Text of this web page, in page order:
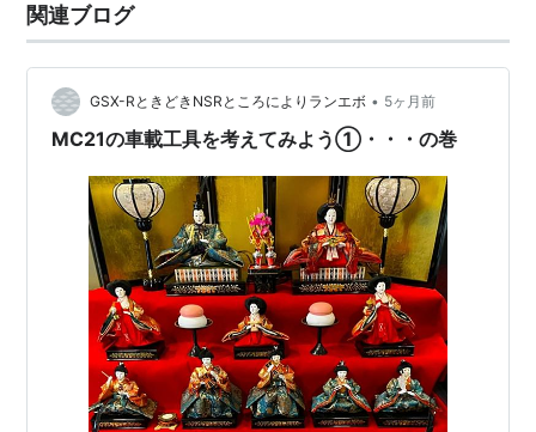
関連ブログ
GSX-RときどきNSRところによりランエボ • 5ヶ月前
MC21の車載工具を考えてみよう①・・・の巻